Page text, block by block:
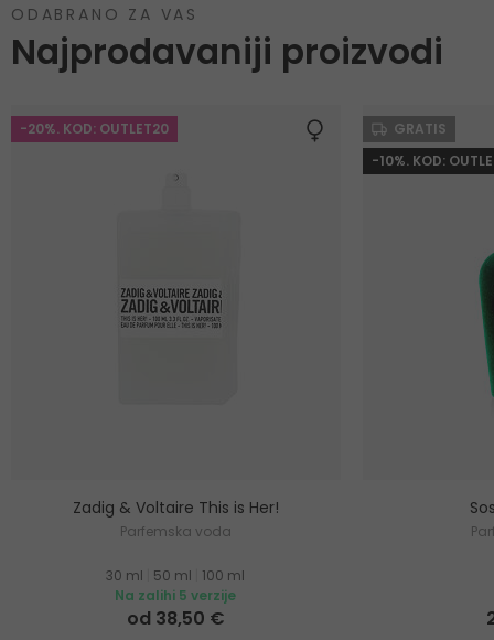
ODABRANO ZA VAS
Najprodavaniji proizvodi
-20%. KOD: OUTLET20
Zadig & Voltaire This is Her!
Parfemska voda
30 ml 50 ml
100 ml
Na zalihi 5 verzije
od 38,50 €
GRATIS
-10%. KOD: